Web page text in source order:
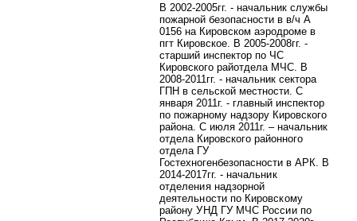
В 2002-2005гг. - начальник службы
пожарной безопасности в в/ч А
0156 на Кировском аэродроме в
пгт Кировское. В 2005-2008гг. -
старший инспектор по ЧС
Кировского райотдела МЧС. В
2008-2011гг. - начальник сектора
ГПН в сельской местности. С
января 2011г. - главный инспектор
по пожарному надзору Кировского
района. С июля 2011г. – начальник
отдела Кировского районного
отдела ГУ
Гостехногенбезопасности в АРК. В
2014-2017гг. - начальник
отделения надзорной
деятельности по Кировскому
району УНД ГУ МЧС России по